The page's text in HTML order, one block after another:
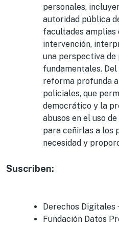
personales,
autoridad pública
facultades amplias
intervención,
una perspectiva de
fundamentales.
reforma profunda
policiales, que
democrático y la
abusos en el uso
para ceñirlas a los
necesidad y
Suscriben:
Derechos Digitales
Fundación Datos